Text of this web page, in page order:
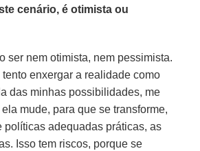
cenário, é otimista ou
ser nem otimista, nem pessimista.
tento enxergar a realidade como
das minhas possibilidades, me
mude, para que se transforme,
políticas adequadas práticas, as
Isso tem riscos, porque se